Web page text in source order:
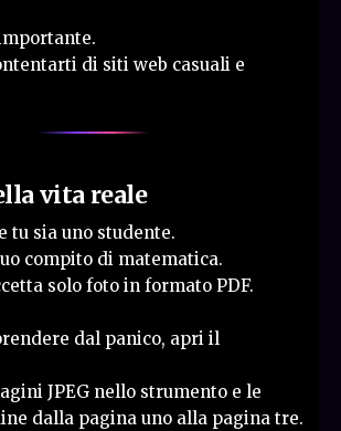
di siti web casuali e
vita reale
tu sia uno studente.
compito di matematica.
solo foto in formato PDF.
dal panico, apri il
JPEG nello strumento e le
dalla pagina uno alla pagina tre.